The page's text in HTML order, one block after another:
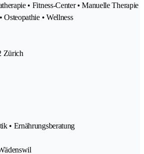
• Fitness-Center • Manuelle Therapie
Osteopathie • Wellness
Zürich
• Ernährungsberatung